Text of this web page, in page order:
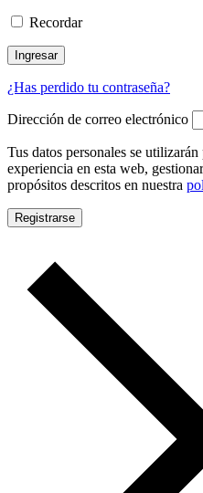
Recordar
Ingresar
¿Has perdido tu contraseña?
Dirección de correo electrónico
Tus datos personales se
experiencia en esta web,
propósitos descritos en nuestra
Registrarse